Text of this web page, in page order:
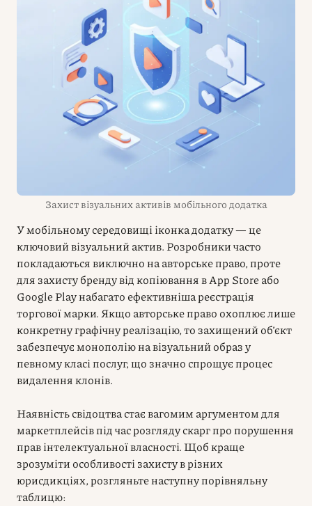
Захист візуальних активів мобільного додатка
У мобільному середовищі іконка додатку — це
ключовий візуальний актив. Розробники часто
покладаються виключно на авторське право, проте
для захисту бренду від копіювання в App Store або
Google Play набагато ефективніша реєстрація
торгової марки. Якщо авторське право охоплює лише
конкретну графічну реалізацію, то захищений об’єкт
забезпечує монополію на візуальний образ у
певному класі послуг, що значно спрощує процес
видалення клонів.
Наявність свідоцтва стає вагомим аргументом для
маркетплейсів під час розгляду скарг про порушення
прав інтелектуальної власності. Щоб краще
зрозуміти особливості захисту в різних
юрисдикціях, розгляньте наступну порівняльну
таблицю: